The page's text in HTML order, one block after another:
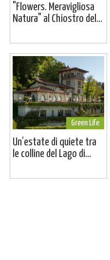
"Flowers. Meravigliosa
Natura" al Chiostro del...
Green Life
Un’estate di quiete tra
le colline del Lago di...